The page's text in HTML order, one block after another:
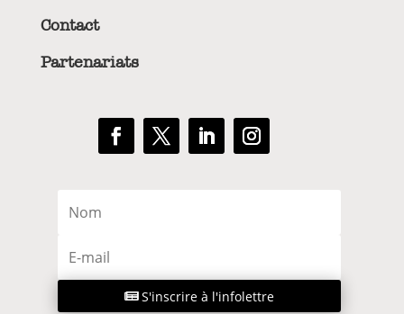
Contact
Partenariats
S'inscrire à l'infolettre